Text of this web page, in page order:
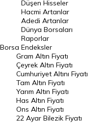
Hacmi Artanlar
Geçmiş Kapanışlar
Dünya Borsaları
Raporlar
Endeksler
DÖVİZ
Döviz Kuru
Borsa
Düşen Hisseler
Hacmi Artanlar
Adedi Artanlar
Dünya Borsaları
Raporlar
Endeksler
Gram Altın Fiyatı
Çeyrek Altın Fiyatı
Cumhuriyet Altını Fiyatı
Tam Altın Fiyatı
Yarım Altın Fiyatı
Has Altın Fiyatı
Ons Altın Fiyatı
22 Ayar Bilezik Fiyatı